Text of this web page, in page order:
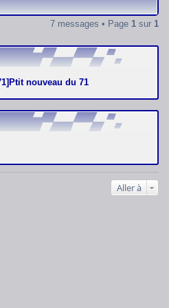
7 messages • Page 1 sur 1
[71]Ptit nouveau du 71
Aller à